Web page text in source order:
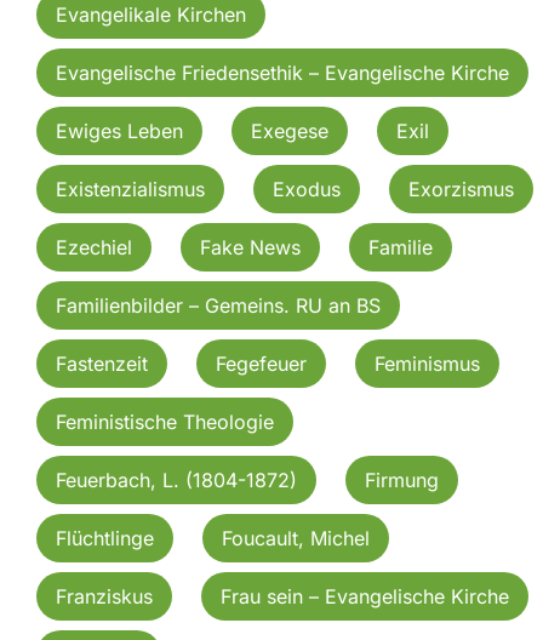
Evangelikale Kirchen
Evangelische Friedensethik – Evangelische Kirche
Ewiges Leben Exegese Exil
Existenzialismus Exodus Exorzismus
Ezechiel Fake News Familie
Familienbilder – Gemeins. RU an BS
Fastenzeit Fegefeuer Feminismus
Feministische Theologie
Feuerbach, L. (1804-1872) Firmung
Flüchtlinge Foucault, Michel
Franziskus Frau sein – Evangelische Kirche